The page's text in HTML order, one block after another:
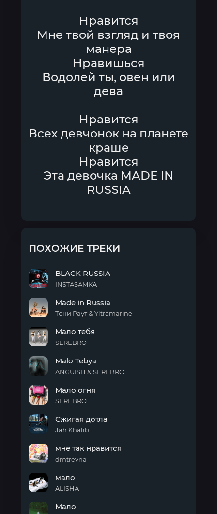
Нравится
Мне твой взгляд и твоя
манера
Нравишься
Водолей ты, овен или
дева
Нравится
Всех девчонок на планете
краше
Нравится
Эта девочка MADE IN
RUSSIA
ПОХОЖИЕ ТРЕКИ
RUSSIA
BLACK RUSSIA
INSTASAMKA
in
Russia
Made in Russia
Тони Раут & Yltramarine
тебя
Мало тебя
SEREBRO
Tebya
Malo Tebya
ANGUISH & SEREBRO
огня
Мало огня
SEREBRO
дотла
Сжигая дотла
Jah Khalib
так
нравится
мне так нравится
dmtrevna
мало
ALISHA
Мало